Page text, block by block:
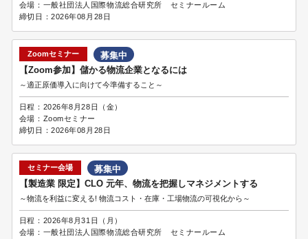
会場： 一般社団法人国際物流総合研究所 セミナールーム
締切日：2026年08月28日
Zoomセミナー
募集中
【Zoom参加】儲かる物流企業となるには
～適正原価導入に向けて今準備すること～
日程： 2026年8月28日（金）
会場： Zoomセミナー
締切日：2026年08月28日
セミナー会場
募集中
【製造業 限定】CLO 元年、物流を把握しマネジメントする
～物流を利益に変える! 物流コスト・在庫・工場物流の可視化から～
日程： 2026年8月31日（月）
会場： 一般社団法人国際物流総合研究所 セミナールーム